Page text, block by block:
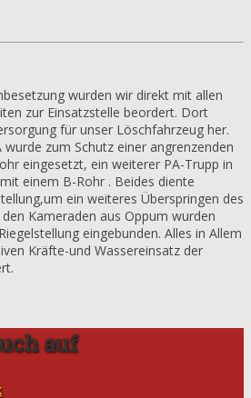
wurden wir direkt mit allen
zur Einsatzstelle beordert. Dort
für unser Löschfahrzeug her.
zum Schutz einer angrenzenden
eingesetzt, ein weiterer PA-Trupp in
einem B-Rohr . Beides diente
ein weiteres Überspringen des
Kameraden aus Oppum wurden
eingebunden. Alles in Allem
Kräfte-und Wassereinsatz der
auf